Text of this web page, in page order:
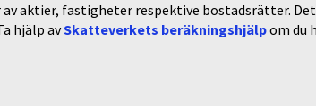
aktier, fastigheter respektive bostadsrätter.
hjälp avSkatteverkets beräkningshjälpom du